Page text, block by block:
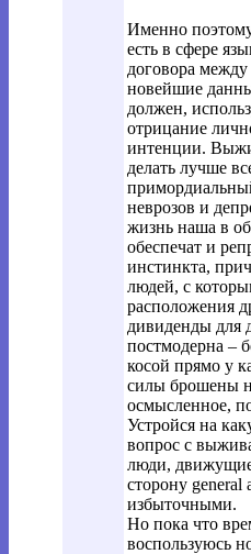
Именно
есть в сфере
договора между
новейшие
должен,
отрицание
интенции.
делать лучше
неврозов и
жизнь наша в
обеспечат и
инстинкта,
людей, с
расположения
дивиденды для
постмодерна –
косой прямо у
силы брошены
осмысленное,
Устройся на
вопрос с
люди, движущие
сторону general
избыточными.
Но пока что
воспользуюсь